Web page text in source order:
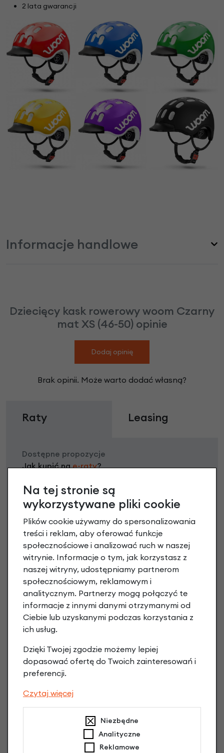
2 lata gwarancji
Informacje handlowe
Dziecięcy kask rowerowy woom Czarny
mat XS (46-50) opinie
Dodaj opinię
Brak opinii. Może warto dodać własną?
Raty Leasing
Dostępne propozycje
Jak kupić nae-raty?
Raty 0%
1,00 zł - 5000,00 zł / do 10 rat 0%
od 5001,00 zł / do 20 rat 0%
Raty do 60 miesięcy
Poznaj szczegóły
Na tej stronie są
wykorzystywane pliki cookie
Plików cookie używamy do spersonalizowania
treści i reklam, aby oferować funkcje
społecznościowe i analizować ruch w naszej
witrynie. Informacje o tym, jak korzystasz z
naszej witryny, udostępniamy partnerom
społecznościowym, reklamowym i
analitycznym. Partnerzy mogą połączyć te
informacje z innymi danymi otrzymanymi od
Ciebie lub uzyskanymi podczas korzystania z
ich usług.
Dzięki Twojej zgodzie możemy lepiej
dopasować ofertę do Twoich zainteresowań i
preferencji.
Czytaj więcej
Niezbędne
Analityczne
Reklamowe